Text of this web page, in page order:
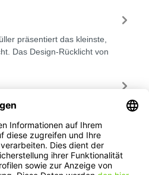
präsentiert das kleinste,
Das Design-Rücklicht von